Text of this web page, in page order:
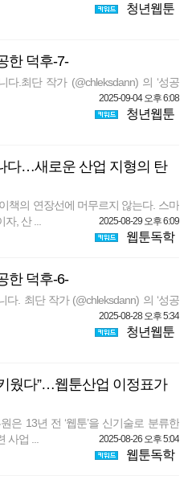
청년웹툰
한 덕후-7-
다.최단 작가 (@chleksdann) 의 ‘성공
2025-09-04 오후 6:08
청년웹툰
다…새로운 산업 지형의 탄
책의 연장선에 머무르지 않는다. 스마
, 산 ...
2025-08-29 오후 6:09
웹툰독학
한 덕후-6-
다. 최단 작가 (@chleksdann) 의 ‘성공
2025-08-28 오후 5:34
청년웹툰
웠다”…웹툰산업 이정표가
은 13년 전 ‘웹툰’을 신기술로 분류한
사업 ...
2025-08-26 오후 5:04
웹툰독학